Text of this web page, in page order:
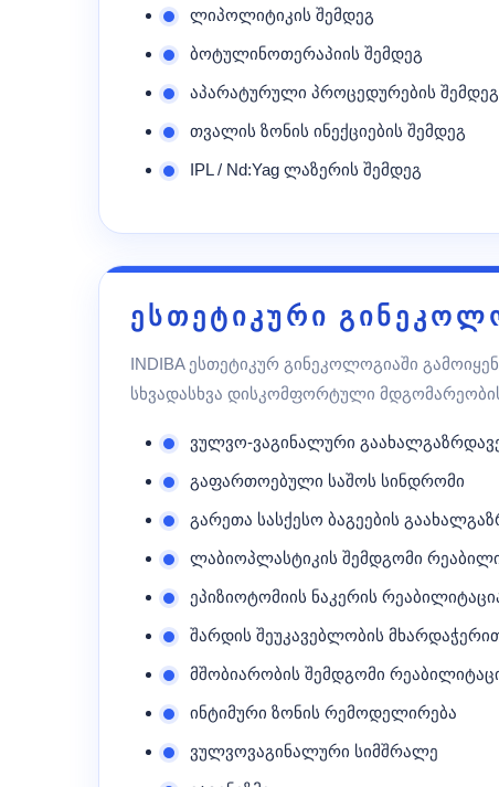
ლიპოლიტიკის შემდეგ
ბოტულინოთერაპიის შემდეგ
აპარატურული პროცედურების შემდეგ
თვალის ზონის ინექციების შემდეგ
IPL / Nd:Yag ლაზერის შემდეგ
ესთეტიკური
INDIBA ესთეტიკურ გინეკოლოგიაში
სხვადასხვა დისკომფორტული
ვულვო-ვაგინალური
გაფართოებული საშოს სინდრომი
გარეთა სასქესო ბაგეების
ლაბიოპლასტიკის შემდგომი
ეპიზიოტომიის ნაკერის
შარდის შეუკავებლობის
მშობიარობის შემდგომი
ინტიმური ზონის რემოდელირება
ვულვოვაგინალური სიმშრალე